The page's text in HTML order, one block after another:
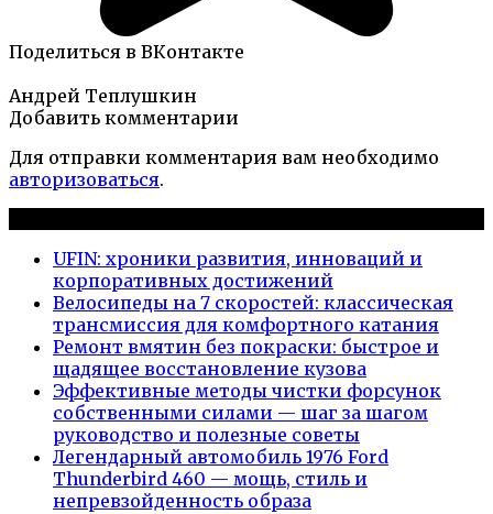
Поделиться в ВКонтакте
Андрей Теплушкин
Добавить комментарии
Для отправки комментария вам необходимо
авторизоваться.
UFIN: хроники развития, инноваций и
корпоративных достижений
Велосипеды на 7 скоростей: классическая
трансмиссия для комфортного катания
Ремонт вмятин без покраски: быстрое и
щадящее восстановление кузова
Эффективные методы чистки форсунок
собственными силами — шаг за шагом
руководство и полезные советы
Легендарный автомобиль 1976 Ford
Thunderbird 460 — мощь, стиль и
непревзойденность образа